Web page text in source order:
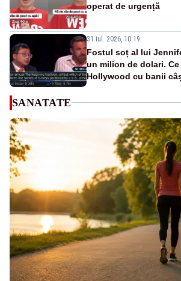
operat de urgență
31 iul. 2026, 10:19
Fostul soț al lui
un milion de dolari.
Hollywood cu banii
SANATATE